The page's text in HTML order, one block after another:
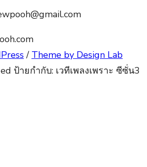
/ Theme by Design Lab
ป้ายกำกับ: เวทีเพลงเพราะ ซีซั่น3